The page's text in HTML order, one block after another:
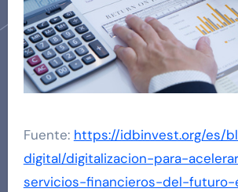
Fuente: https://idbinvest.org/es/
digital/digitalizacion-para-
servicios-financieros-del-futuro-